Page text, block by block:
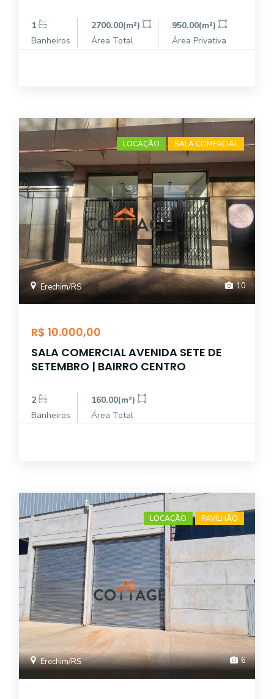
1
Banheiros
2700.00(m²)
Área Total
950.00(m²)
Área Privativa
LOCAÇÃO SALA COMERCIAL
Erechim/RS 10
R$ 10.000,00
SALA COMERCIAL AVENIDA SETE DE
SETEMBRO | BAIRRO CENTRO
2
Banheiros
160.00(m²)
Área Total
LOCAÇÃO PAVILHÃO
Erechim/RS 6